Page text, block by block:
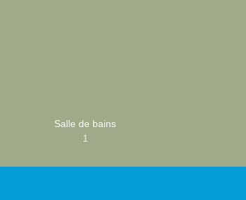
Salle de bains
1